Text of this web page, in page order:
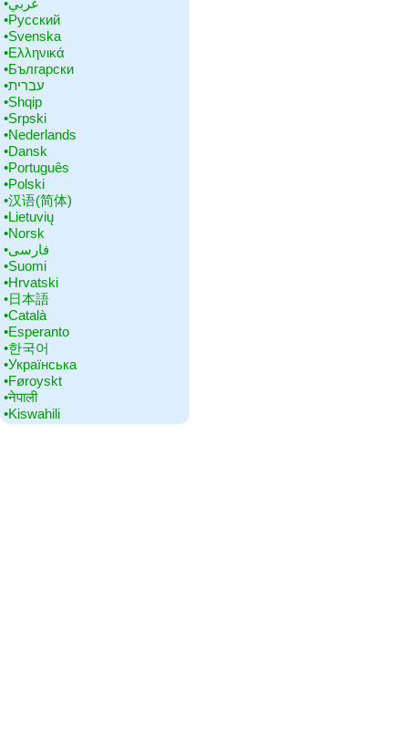
•‎عربي
•‎Русский
•‎Svenska
•‎Ελληνικά
•‎Български
•‎עברית
•‎Shqip
•‎Srpski
•‎Nederlands
•‎Dansk
•‎Português
•‎Polski
•‎汉语(简体)
•‎Lietuvių
•‎Norsk
•‎فارسی
•‎Suomi
•‎Hrvatski
•‎日本語
•‎Català
•‎Esperanto
•‎한국어
•‎Українська
•‎Føroyskt
•‎नेपाली
•‎Kiswahili